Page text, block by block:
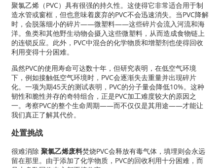
聚氯乙烯（PVC）具有很强的持久性。这使得它非常适合用于制
造水管或窗框，但也意味着废弃的PVC不会迅速消失。当PVC降解
时，会脱落细小的碎片——微塑料——这些碎片会流入河流和海
洋。鱼类和其他野生动物会摄入这些微塑料，从而造成食物链上
的连锁反应。此外，PVC中混合的化学物质和增塑剂也使得回收
利用变得十分困难。
虽然PVC的使用寿命可达数十年，但研究表明，在低空气环境
下，例如接触低空气环境时，PVC会逐渐失去重量并出现碎片
化。一项为期45天的测试表明，PVC的分子量会降低10%。这种
韧性和脆性并存的奇特组合，正是PVC加工难度较大的原因之
一。考察PVC的整个生命周期——而不仅仅是其用途——才能让
我们真正了解其代价。
处置挑战
很难消除 聚氯乙烯废料焚烧PVC会释放有毒气体，填埋则会永远
留在那里。由于添加了化学物质，PVC的回收利用十分困难，而